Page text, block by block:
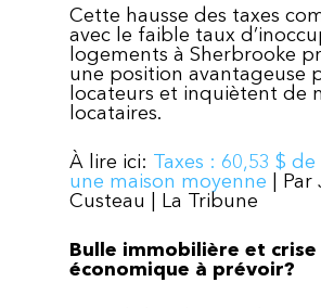
Cette hausse des taxes
avec le faible taux
logements à Sherbrooke
une position avantageuse
locateurs et inquiètent de
locataires.
À lire ici:
Taxes : 60,53 $
une maison moyenne | Par
Custeau | La Tribune
Bulle immobilière et crise
économique à prévoir?